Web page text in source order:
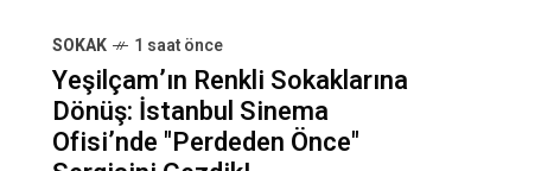
SOKAK 1 saat önce
Yeşilçam’ın Renkli Sokaklarına
Dönüş: İstanbul Sinema
Ofisi’nde "Perdeden Önce"